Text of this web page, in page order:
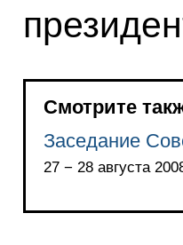
Смотрите
Заседание
27 − 28 августа